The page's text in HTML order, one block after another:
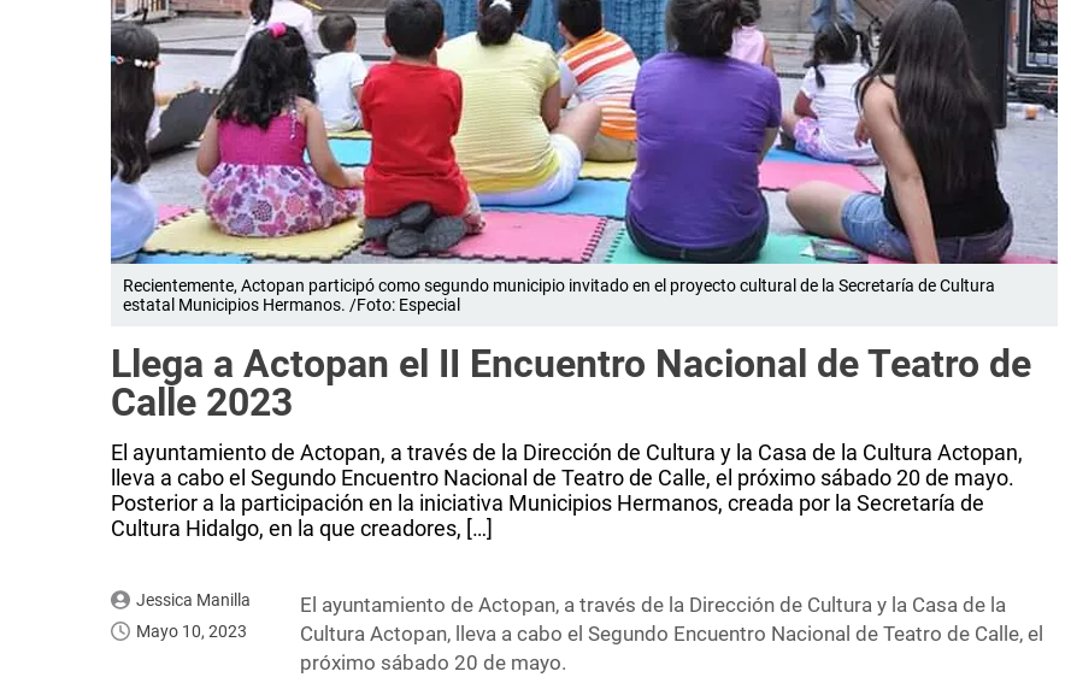
Recientemente, Actopan participó como segundo municipio invitado en el proyecto cultural de la Secretaría de Cultura
estatal Municipios Hermanos. /Foto: Especial
Llega a Actopan el II Encuentro Nacional de Teatro de
Calle 2023
El ayuntamiento de Actopan, a través de la Dirección de Cultura y la Casa de la Cultura Actopan,
lleva a cabo el Segundo Encuentro Nacional de Teatro de Calle, el próximo sábado 20 de mayo.
Posterior a la participación en la iniciativa Municipios Hermanos, creada por la Secretaría de
Cultura Hidalgo, en la que creadores, […]
Jessica Manilla
Mayo 10, 2023
El ayuntamiento de Actopan, a través de la Dirección de Cultura y la Casa de la
Cultura Actopan, lleva a cabo el Segundo Encuentro Nacional de Teatro de Calle, el
próximo sábado 20 de mayo.